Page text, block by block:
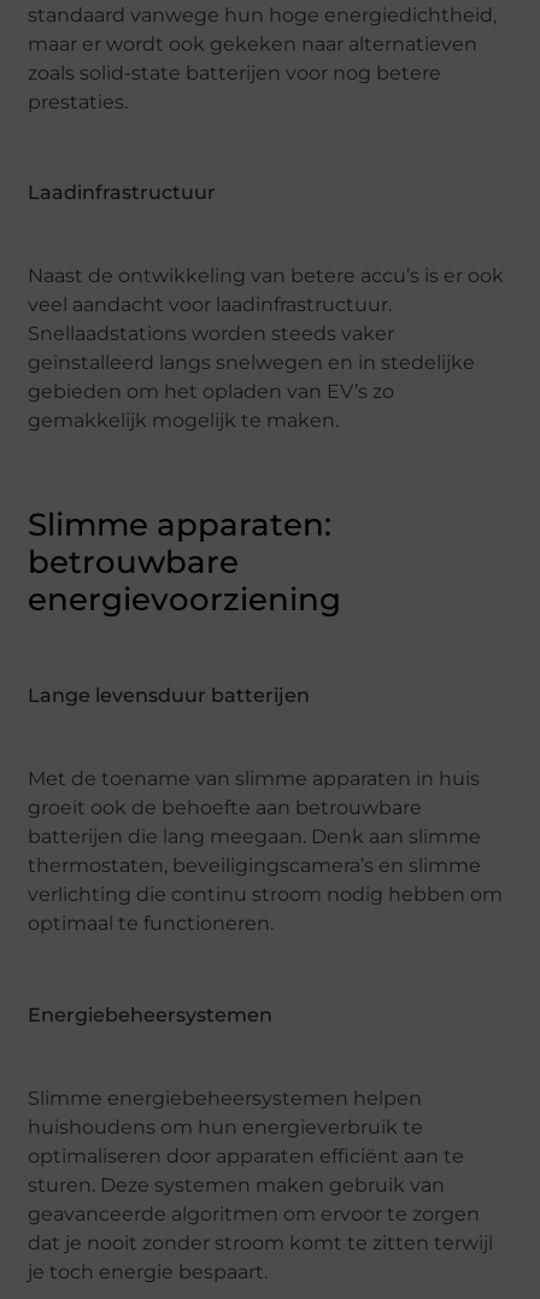
standaard vanwege hun hoge energiedichtheid,
maar er wordt ook gekeken naar alternatieven
zoals solid-state batterijen voor nog betere
prestaties.
Laadinfrastructuur
Naast de ontwikkeling van betere accu’s is er ook
veel aandacht voor laadinfrastructuur.
Snellaadstations worden steeds vaker
geïnstalleerd langs snelwegen en in stedelijke
gebieden om het opladen van EV’s zo
gemakkelijk mogelijk te maken.
Slimme apparaten:
betrouwbare
energievoorziening
Lange levensduur batterijen
Met de toename van slimme apparaten in huis
groeit ook de behoefte aan betrouwbare
batterijen die lang meegaan. Denk aan slimme
thermostaten, beveiligingscamera’s en slimme
verlichting die continu stroom nodig hebben om
optimaal te functioneren.
Energiebeheersystemen
Slimme energiebeheersystemen helpen
huishoudens om hun energieverbruik te
optimaliseren door apparaten efficiënt aan te
sturen. Deze systemen maken gebruik van
geavanceerde algoritmen om ervoor te zorgen
dat je nooit zonder stroom komt te zitten terwijl
je toch energie bespaart.